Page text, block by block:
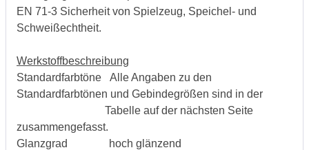
EN 71-3 Sicherheit von Spielzeug, Speichel- und
Schweißechtheit.
Werkstoffbeschreibung
Standardfarbtöne Alle Angaben zu den
Standardfarbtönen und Gebindegrößen sind in der
Tabelle auf der nächsten Seite
zusammengefasst.
Glanzgrad hoch glänzend